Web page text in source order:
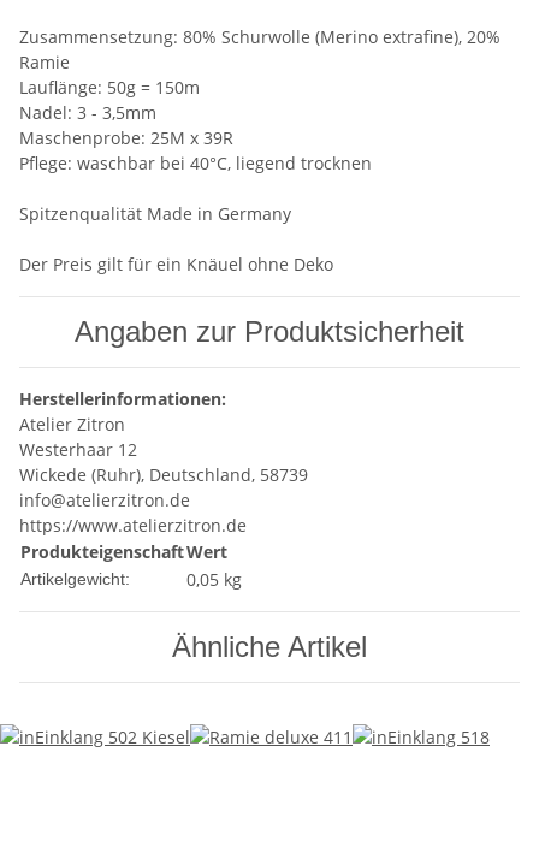
Zusammensetzung: 80% Schurwolle (Merino extrafine), 20%
Ramie
Lauflänge: 50g = 150m
Nadel: 3 - 3,5mm
Maschenprobe: 25M x 39R
Pflege: waschbar bei 40°C, liegend trocknen
Spitzenqualität Made in Germany
Der Preis gilt für ein Knäuel ohne Deko
Angaben zur Produktsicherheit
Herstellerinformationen:
Atelier Zitron
Westerhaar 12
Wickede (Ruhr), Deutschland, 58739
info@atelierzitron.de
https://www.atelierzitron.de
ProdukteigenschaftWert
Artikelgewicht: 0,05 kg
Ähnliche Artikel